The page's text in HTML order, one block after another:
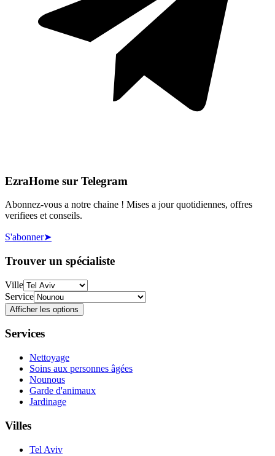
EzraHome sur Telegram
Abonnez-vous a notre chaine ! Mises a jour quotidiennes, offres
verifiees et conseils.
S'abonner➤
Trouver un spécialiste
Ville
Service
Afficher les options
Services
Nettoyage
Soins aux personnes âgées
Nounous
Garde d'animaux
Jardinage
Villes
Tel Aviv